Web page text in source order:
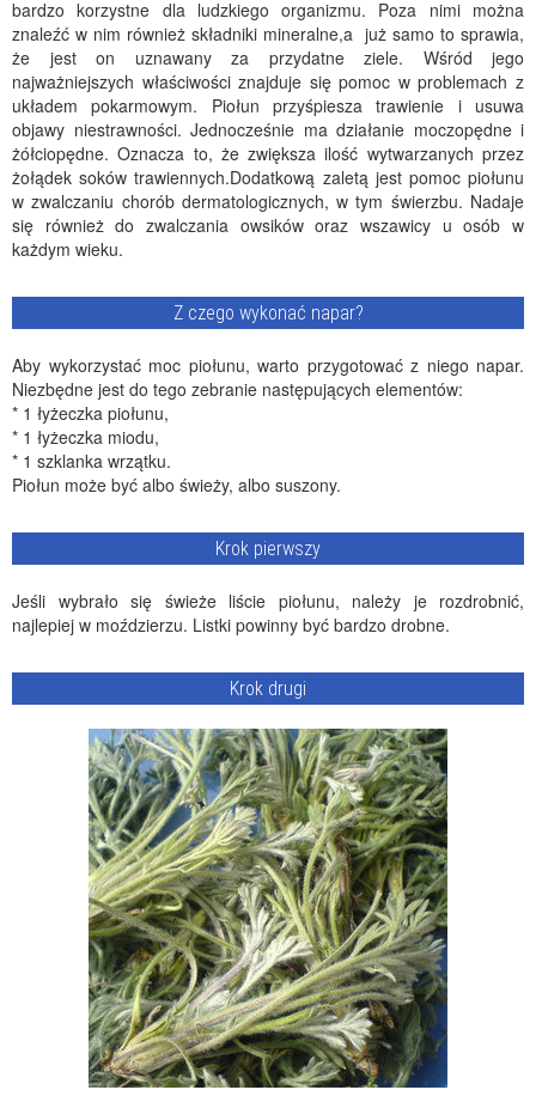
bardzo korzystne dla ludzkiego organizmu. Poza nimi można
znaleźć w nim również składniki mineralne,a już samo to sprawia,
że jest on uznawany za przydatne ziele. Wśród jego
najważniejszych właściwości znajduje się pomoc w problemach z
układem pokarmowym. Piołun przyśpiesza trawienie i usuwa
objawy niestrawności. Jednocześnie ma działanie moczopędne i
żółciopędne. Oznacza to, że zwiększa ilość wytwarzanych przez
żołądek soków trawiennych.Dodatkową zaletą jest pomoc piołunu
w zwalczaniu chorób dermatologicznych, w tym świerzbu. Nadaje
się również do zwalczania owsików oraz wszawicy u osób w
każdym wieku.
Z czego wykonać napar?
Aby wykorzystać moc piołunu, warto przygotować z niego napar.
Niezbędne jest do tego zebranie następujących elementów:
* 1 łyżeczka piołunu,
* 1 łyżeczka miodu,
* 1 szklanka wrzątku.
Piołun może być albo świeży, albo suszony.
Krok pierwszy
Jeśli wybrało się świeże liście piołunu, należy je rozdrobnić,
najlepiej w moździerzu. Listki powinny być bardzo drobne.
Krok drugi